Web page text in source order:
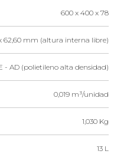
600 x 400 x 78
62,60 mm (altura interna libre)
- AD (polietileno alta densidad)
0,019 m³/unidad
1,030 Kg
13 L